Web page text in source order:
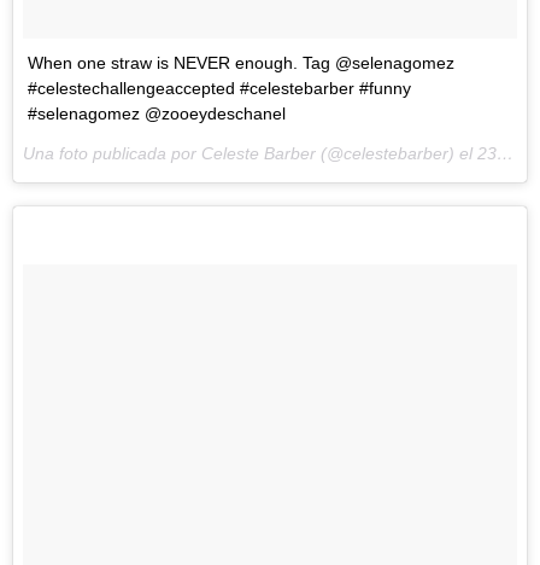
When one straw is NEVER enough. Tag @selenagomez
#celestechallengeaccepted #celestebarber #funny
#selenagomez @zooeydeschanel
Una foto publicada por Celeste Barber (@celestebarber) el 23 de Mar de 2016 a la(s) 12:44 PDT